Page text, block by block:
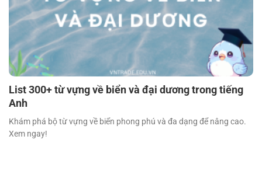
List 300+ từ vựng về biển và đại dương trong tiếng
Anh
Khám phá bộ từ vựng về biển phong phú và đa dạng để nâng cao.
Xem ngay!